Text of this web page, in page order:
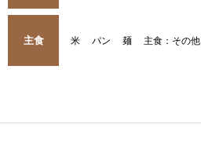
主食 米 パン 麺 主食：その他